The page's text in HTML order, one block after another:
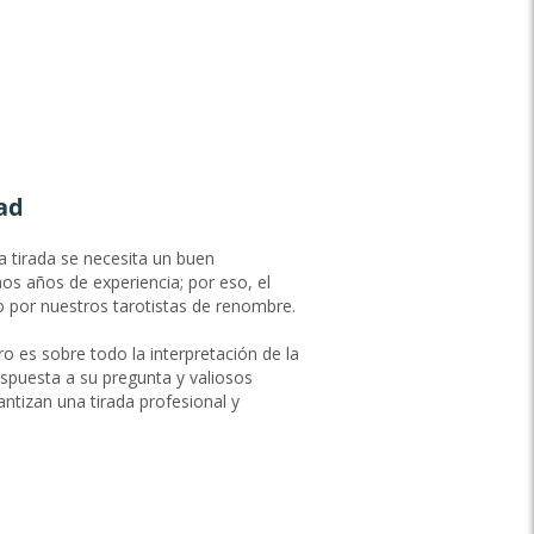
tirada se necesita un buen
años de experiencia; por eso, el
por nuestros tarotistas de renombre.
es sobre todo la interpretación de la
a su pregunta y valiosos
una tirada profesional y